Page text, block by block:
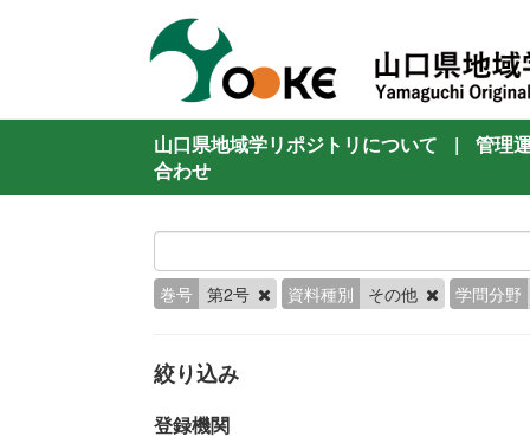
山口県地域学リポジトリについて |
管理
合わせ
巻号 第2号 資料種別 その他 学問分野
絞り込み
登録機関